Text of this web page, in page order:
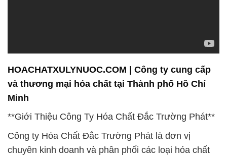
HOACHATXULYNUOC.COM | Công ty cung cấp
và thương mại hóa chất tại Thành phố Hồ Chí
Minh
**Giới Thiệu Công Ty Hóa Chất Đắc Trường Phát**
Công ty Hóa Chất Đắc Trường Phát là đơn vị
chuyên kinh doanh và phân phối các loại hóa chất